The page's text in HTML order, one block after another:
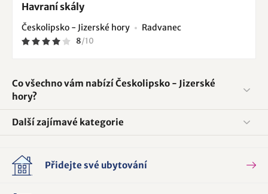
Havraní skály
Českolipsko - Jizerské hory Radvanec
8/10
Co všechno vám nabízí Českolipsko - Jizerské
hory?
Další zajímavé kategorie
Přidejte své ubytování